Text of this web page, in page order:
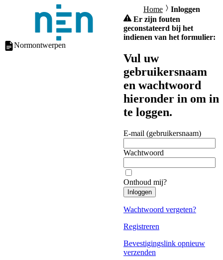
Normontwerpen
Home
Inloggen
Er zijn fouten
geconstateerd bij het
indienen van het formulier:
Vul uw
gebruikersnaam
en wachtwoord
hieronder in om in
te loggen.
E-mail (gebruikersnaam)
Wachtwoord
Onthoud mij?
Inloggen
Wachtwoord vergeten?
Registreren
Bevestigingslink opnieuw
verzenden